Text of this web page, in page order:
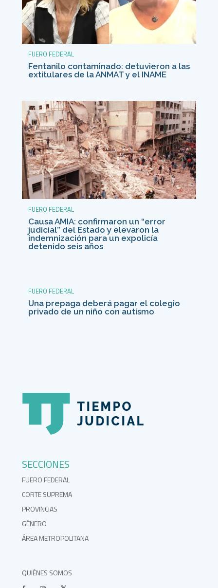
FUERO FEDERAL
Fentanilo contaminado: detuvieron a las
extitulares de la ANMAT y el INAME
FUERO FEDERAL
Causa AMIA: confirmaron un “error
judicial” del Estado y elevaron la
indemnización para un expolicía
detenido seis años
FUERO FEDERAL
Una prepaga deberá pagar el colegio
privado de un niño con autismo
SECCIONES
FUERO FEDERAL
CORTE SUPREMA
PROVINCIAS
GÉNERO
ÁREA METROPOLITANA
QUIÉNES SOMOS